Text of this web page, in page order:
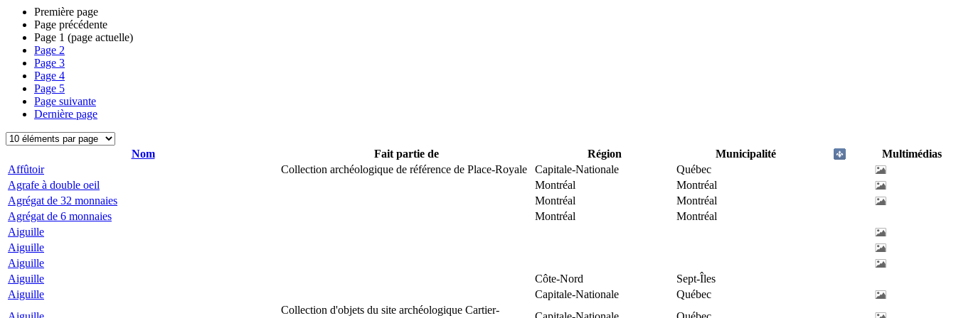
Première page
Page précédente
Page 1 (page actuelle)
Page 2
Page 3
Page 4
Page 5
Page suivante
Dernière page
Nom Fait partie de Région Municipalité
Multimédias
Affûtoir
Collection archéologique de référence de Place-Royale Capitale-Nationale
Québec
Agrafe à double oeil
Montréal
Montréal
Agrégat de 32 monnaies
Montréal
Montréal
Agrégat de 6 monnaies
Montréal
Montréal
Aiguille
Aiguille
Aiguille
Aiguille
Côte-Nord
Sept-Îles
Aiguille
Capitale-Nationale
Québec
Collection d'objets du site archéologique Cartier-